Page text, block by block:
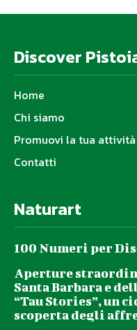
Discover
Home
Chi siamo
Promuovi la tua attività
Contatti
Naturart
100 Numeri per
Aperture
Santa Barbara e
“Tau Stories”, un
scoperta degli